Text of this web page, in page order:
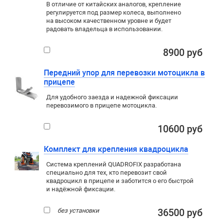
В отличие от китайских аналогов, крепление
регулируется под размер колеса, выполнено
на высоком качественном уровне и будет
радовать владельца в использовании.
8900 руб
Передний упор для перевозки мотоцикла в
прицепе
Для удобного заезда и надежной фиксации
перевозимого в прицепе мотоцикла.
10600 руб
Комплект для крепления квадроцикла
Система креплений QUADROFIX разработана
специально для тех, кто перевозит свой
квадроцикл в прицепе и заботится о его быстрой
и надёжной фиксации.
без установки 36500 руб